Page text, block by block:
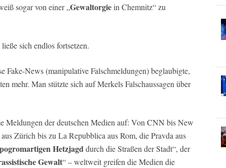
sogar von einer „Gewaltorgiein Chemnitz“ zu
sich endlos fortsetzen.
Fake-News (manipulative Falschmeldungen) beglaubigte,
mehr. Man stützte sich auf Merkels Falschaussagen über
Meldungen der deutschen Medien auf: Von CNN bis New
Zürich bis zu La Repubblica aus Rom, die Pravda aus
pogromartigen Hetzjagd durch die Straßen der Stadt“, der
Gewalt“ – weltweit greifen die Medien die